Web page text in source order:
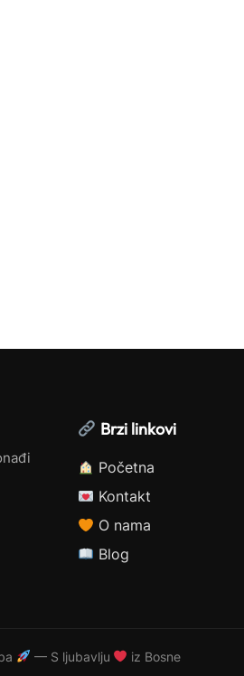
Brzi linkovi
Početna
Kontakt
O nama
Blog
— S ljubavlju iz Bosne